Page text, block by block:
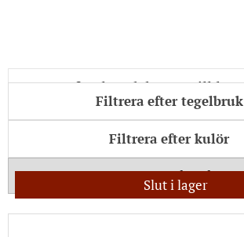
Filtrera efter tegelbruk
Filtrera efter kulör
Visa även slut i lager
Slut i lager